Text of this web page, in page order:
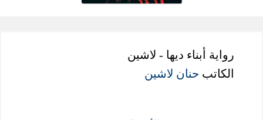
رواية أبناء ديها - لاشين
الكاتب حنان لاشين